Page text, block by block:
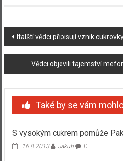
Navigace
příspěvku
Italští vědci připisují vznik
Vědci objevili tajemství
Také by se vám
S vysokým cukrem pomůže
16.8.2013 Jakub 0